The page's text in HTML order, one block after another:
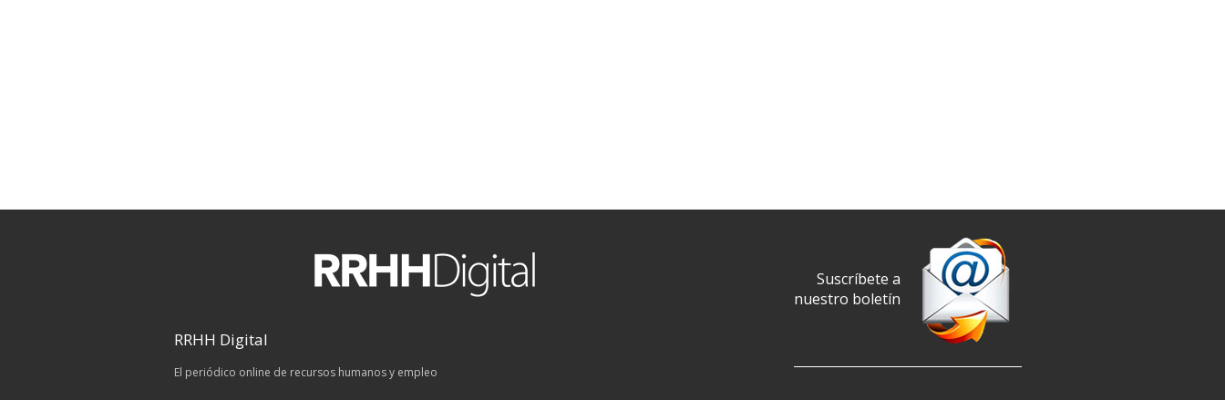
RRHH Digital
El periódico online de recursos humanos y empleo
Suscríbete a
nuestro boletín